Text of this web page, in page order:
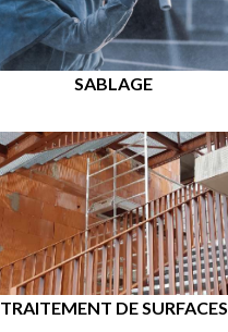
SABLAGE
TRAITEMENT DE SURFACES